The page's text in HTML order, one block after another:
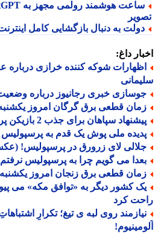
به دنبال بازگشایی کامل
داغ:
شوکه کننده خرازی درباره
خبری رجانیوز درباره وضعیت
قطعی برق گرگان امروز یکشنبه 18 مرداد (خاموشی برق)
سپاهان برای جذب 2 بازیکن پرسپولیس
ملی پوش یک قدم به پرسپولیس
لای زرورق در پرسپولیس! (عکس)
می گویم چرا به پرسپولیس نرفتم
قطعی برق زنجان امروز یکشنبه 18 مرداد (خاموشی برق)
کشور دیگر به «توافق مکه» می پیوندد|
کرد
روی لبه ی تیغ؛ تکرارِ اشتباهاتِ